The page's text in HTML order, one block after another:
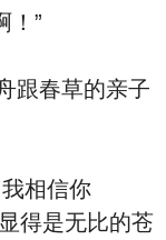
！”
跟春草的亲子
相信你
得是无比的苍